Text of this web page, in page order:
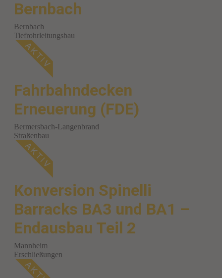
Bernbach
Bernbach
Tiefrohrleitungsbau
Fahrbahndecken
Erneuerung (FDE)
Bermersbach-Langenbrand
Straßenbau
Konversion Spinelli
Barracks BA3 und BA1 –
Endausbau Teil 2
Mannheim
Erschließungen